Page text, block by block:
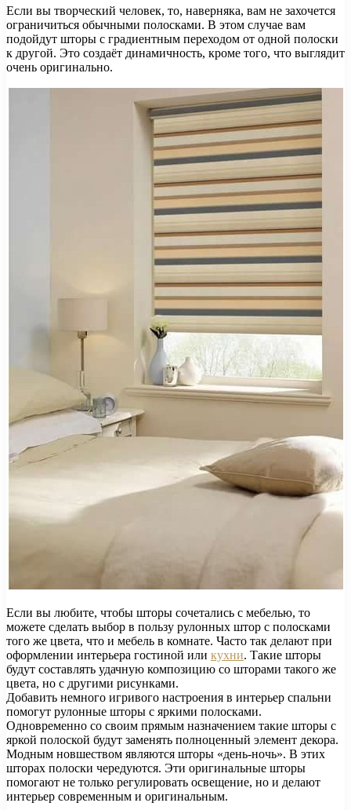
Если вы творческий человек, то, наверняка, вам не захочется
ограничиться обычными полосками. В этом случае вам
подойдут шторы с градиентным переходом от одной полоски
к другой. Это создаёт динамичность, кроме того, что выглядит
очень оригинально.
Если вы любите, чтобы шторы сочетались с мебелью, то
можете сделать выбор в пользу рулонных штор с полосками
того же цвета, что и мебель в комнате. Часто так делают при
оформлении интерьера гостиной или кухни. Такие шторы
будут составлять удачную композицию со шторами такого же
цвета, но с другими рисунками.
Добавить немного игривого настроения в интерьер спальни
помогут рулонные шторы с яркими полосками.
Одновременно со своим прямым назначением такие шторы с
яркой полоской будут заменять полноценный элемент декора.
Модным новшеством являются шторы «день-ночь». В этих
шторах полоски чередуются. Эти оригинальные шторы
помогают не только регулировать освещение, но и делают
интерьер современным и оригинальным.